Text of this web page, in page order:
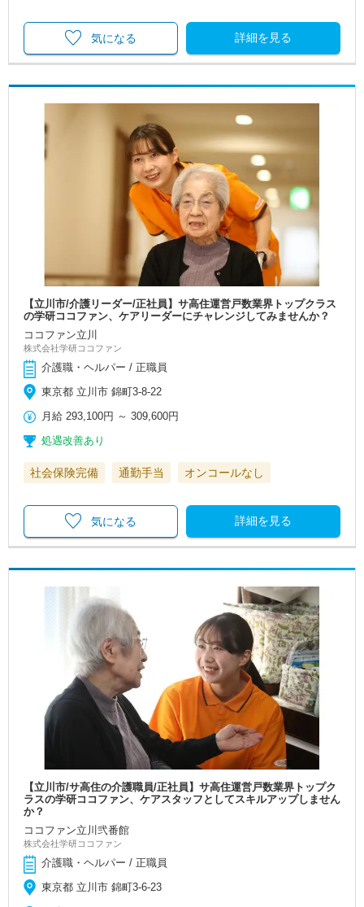
詳細を見る
気になる
【立川市/介護リーダー/正社員】サ高住運営戸数業界トップクラス
の学研ココファン、ケアリーダーにチャレンジしてみませんか？
ココファン立川
株式会社学研ココファン
介護職・ヘルパー / 正職員
東京都 立川市 錦町3-8-22
月給 293,100円 ～309,600円
処遇改善あり
社会保険完備 通勤手当 オンコールなし
詳細を見る
気になる
【立川市/サ高住の介護職員/正社員】サ高住運営戸数業界トップク
ラスの学研ココファン、ケアスタッフとしてスキルアップしません
か？
ココファン立川弐番館
株式会社学研ココファン
介護職・ヘルパー / 正職員
東京都 立川市 錦町3-6-23